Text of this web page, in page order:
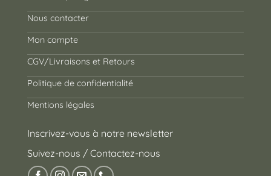
Nous contacter
Mon compte
CGV/Livraisons et Retours
Politique de confidentialité
Mentions légales
Inscrivez-vous à notre newsletter
Suivez-nous / Contactez-nous